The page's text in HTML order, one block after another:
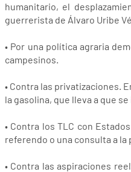
humanitario, el
guerrerista de Álvaro Uribe
• Por una política agraria
campesinos.
• Contra las privatizaciones.
la gasolina, que lleva a que
• Contra los TLC con
referendo o una consulta a la
• Contra las aspiraciones